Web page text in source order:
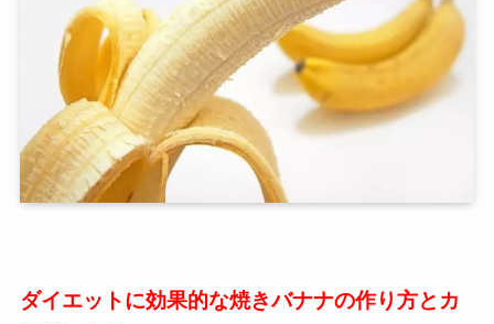
ダイエットに効果的な焼きバナナの作り方とカ